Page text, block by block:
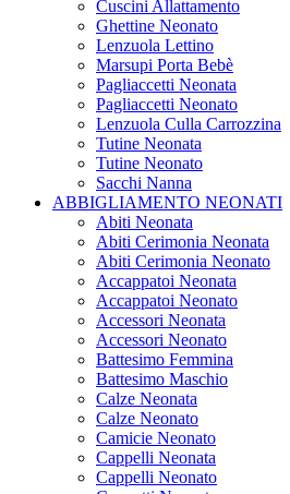
Cuscini Allattamento
Ghettine Neonato
Lenzuola Lettino
Marsupi Porta Bebè
Pagliaccetti Neonata
Pagliaccetti Neonato
Lenzuola Culla Carrozzina
Tutine Neonata
Tutine Neonato
Sacchi Nanna
ABBIGLIAMENTO NEONATI
Abiti Neonata
Abiti Cerimonia Neonata
Abiti Cerimonia Neonato
Accappatoi Neonata
Accappatoi Neonato
Accessori Neonata
Accessori Neonato
Battesimo Femmina
Battesimo Maschio
Calze Neonata
Calze Neonato
Camicie Neonato
Cappelli Neonata
Cappelli Neonato